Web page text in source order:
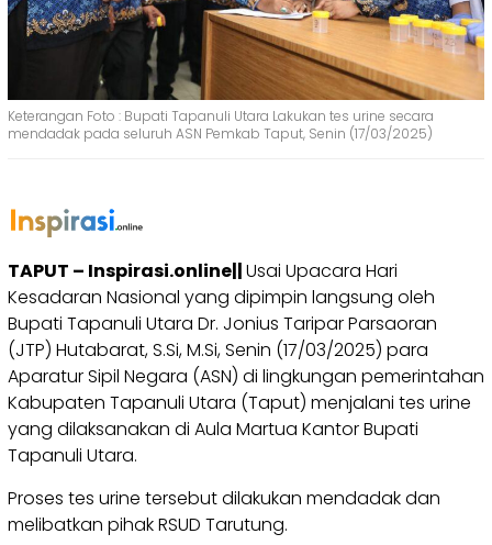
Keterangan Foto : Bupati Tapanuli Utara Lakukan tes urine secara
mendadak pada seluruh ASN Pemkab Taput, Senin (17/03/2025)
TAPUT – Inspirasi.online||Usai Upacara Hari
Kesadaran Nasional yang dipimpin langsung oleh
Bupati Tapanuli Utara Dr. Jonius Taripar Parsaoran
(JTP) Hutabarat, S.Si, M.Si, Senin (17/03/2025) para
Aparatur Sipil Negara (ASN) di lingkungan pemerintahan
Kabupaten Tapanuli Utara (Taput) menjalani tes urine
yang dilaksanakan di Aula Martua Kantor Bupati
Tapanuli Utara.
Proses tes urine tersebut dilakukan mendadak dan
melibatkan pihak RSUD Tarutung.